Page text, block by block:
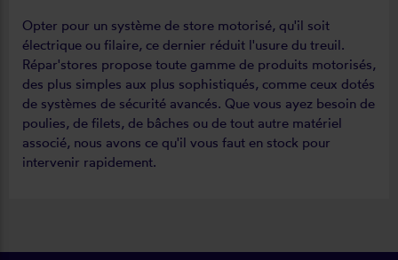
Opter pour un système de store motorisé, qu'il soit
électrique ou filaire, ce dernier réduit l'usure du treuil.
Répar'stores propose toute gamme de produits motorisés,
des plus simples aux plus sophistiqués, comme ceux dotés
de systèmes de sécurité avancés. Que vous ayez besoin de
poulies, de filets, de bâches ou de tout autre matériel
associé, nous avons ce qu'il vous faut en stock pour
intervenir rapidement.